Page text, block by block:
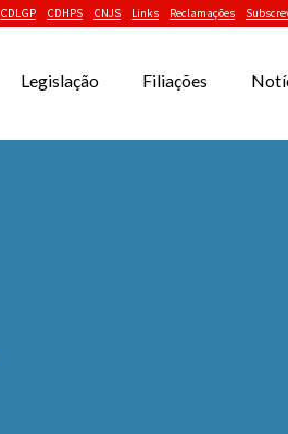
CDLGP CDHPS CNJS Links Reclamações
Legislação Filiações